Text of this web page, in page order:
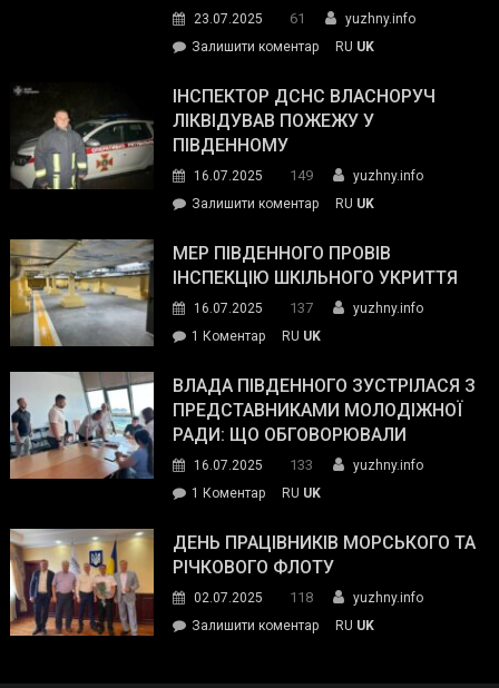
гуманітарну
допомогу
23.07.2025 61
yuzhny.info
Залишити коментарon
провів
нараду
силових
та
органів:
«Наш
спільний
окупанти.
Маємо
діяти
команда
RU UK
ІНСПЕКТОР ДСНС ВЛАСНОРУЧ
ЛІКВІДУВАВ ПОЖЕЖУ У
ПІВДЕННОМУ
16.07.2025 149
yuzhny.info
Залишити коментарon
ДСНС
власноруч
пожежу
у
RU UK
МЕР ПІВДЕННОГО ПРОВІВ
ІНСПЕКЦІЮ ШКІЛЬНОГО УКРИТТЯ
16.07.2025 137
yuzhny.info
1 Коментардо
Південного
провів
інспекцію
укриття
RU UK
ВЛАДА ПІВДЕННОГО ЗУСТРІЛАСЯ З
ПРЕДСТАВНИКАМИ МОЛОДІЖНОЇ
РАДИ: ЩО ОБГОВОРЮВАЛИ
16.07.2025 133
yuzhny.info
1 Коментардо
Південного
зустрілася
представниками
молодіжної
RU UK
ДЕНЬ ПРАЦІВНИКІВ МОРСЬКОГО ТА
РІЧКОВОГО ФЛОТУ
02.07.2025 118
yuzhny.info
Залишити коментарon
RU UK